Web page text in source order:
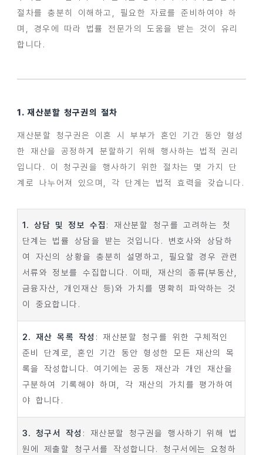
절차를 충분히 이해하고, 필요한 자료를 준비하여야 하
며, 경우에 따라 법률 전문가의 도움을 받는 것이 유리
합니다.
1. 재산분할 청구권의 절차
재산분할 청구권은 이혼 시 부부가 혼인 기간 동안 형성
한 재산을 공정하게 분할하기 위해 행사하는 법적 권리
입니다. 이 청구권을 행사하기 위한 절차는 몇 가지 단
계로 나누어져 있으며, 각 단계는 법적 효력을 갖습니다.
1. 상담 및 정보 수집 : 재산분할 청구를 고려하는 첫
단계는 법률 상담을 받는 것입니다. 변호사와 상담하
여 자신의 상황을 충분히 설명하고, 필요할 경우 관련
서류와 정보를 수집합니다. 이때, 재산의 종류(부동산,
금융자산, 개인재산 등)와 가치를 명확히 파악하는 것
이 중요합니다.
2. 재산 목록 작성 : 재산분할 청구를 위한 구체적인
준비 단계로, 혼인 기간 동안 형성한 모든 재산의 목
록을 작성합니다. 여기에는 공동 재산과 개인 재산을
구분하여 기록해야 하며, 각 재산의 가치를 평가하여
야 합니다.
3. 청구서 작성 : 재산분할 청구권을 행사하기 위해 법
원에 제출할 청구서를 작성합니다. 청구서에는 요청하